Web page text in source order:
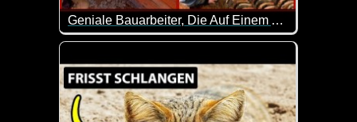
Geniale Bauarbeiter, Die Auf Einem Anderen Niveau Sind - 41
Einfach zuschauen und staunen. Sehr genial wie